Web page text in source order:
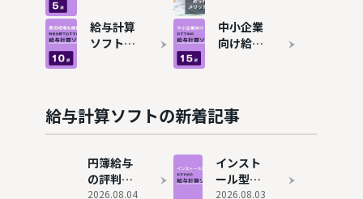
福祉業界
にも対応
比較
ソフト
は？おす
リット・
デメリッ
給与計算
ソフトの
すすめの
システム
9選を紹
介
中小企業
向け給与
比較！無
料システ
ムも紹介
給与計算ソフトの新着記事
円簿給与
の評判と
実態は？
2026.08.04
インスト
ール型の
給与計算
2026.08.03